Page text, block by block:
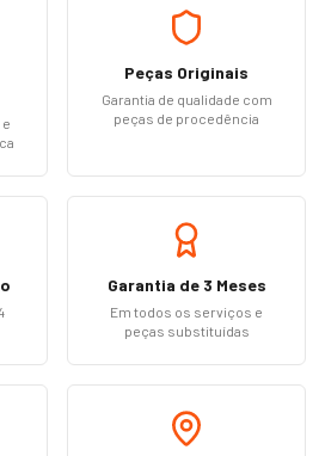
Peças Originais
Garantia de qualidade com
peças de procedência
Garantia de 3 Meses
Em todos os serviços e
peças substituídas